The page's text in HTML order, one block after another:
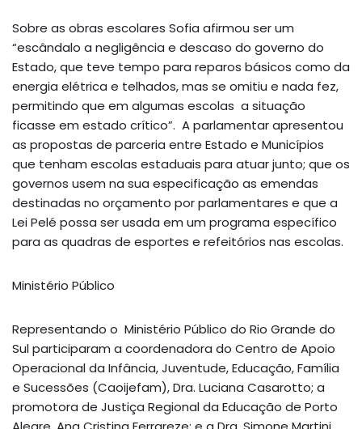
Sobre as obras escolares Sofia afirmou ser um
“escândalo a negligência e descaso do governo do
Estado, que teve tempo para reparos básicos como da
energia elétrica e telhados, mas se omitiu e nada fez,
permitindo que em algumas escolas a situação
ficasse em estado crítico”. A parlamentar apresentou
as propostas de parceria entre Estado e Municípios
que tenham escolas estaduais para atuar junto; que os
governos usem na sua especificação as emendas
destinadas no orçamento por parlamentares e que a
Lei Pelé possa ser usada em um programa específico
para as quadras de esportes e refeitórios nas escolas.
Ministério Público
Representando o Ministério Público do Rio Grande do
Sul participaram a coordenadora do Centro de Apoio
Operacional da Infância, Juventude, Educação, Família
e Sucessões (Caoijefam), Dra. Luciana Casarotto; a
promotora de Justiça Regional da Educação de Porto